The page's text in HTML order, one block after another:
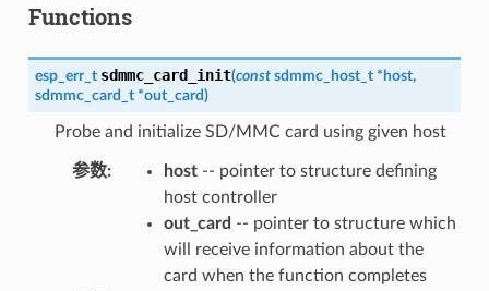
Functions
esp_err_t sdmmc_card_init(const sdmmc_host_t *host,
sdmmc_card_t *out_card)
Probe and initialize SD/MMC card using given host
参数: host-- pointer to structure defining
host controller
out_card -- pointer to structure which
will receive information about the
card when the function completes